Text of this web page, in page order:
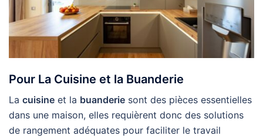
Pour La Cuisine et la Buanderie
La cuisine et la buanderie sont des pièces essentielles
dans une maison, elles requièrent donc des solutions
de rangement adéquates pour faciliter le travail